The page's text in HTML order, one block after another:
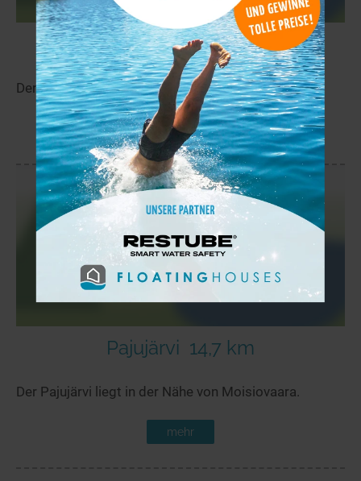
Siikajärvi 14,5 km
Der Siikajärvi liegt in der Nähe von Moisiovaara.
mehr
Pajujärvi 14,7 km
Der Pajujärvi liegt in der Nähe von Moisiovaara.
mehr